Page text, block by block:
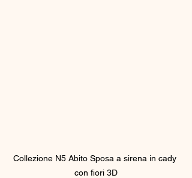
Collezione N5 Abito Sposa a sirena in cady
con fiori 3D